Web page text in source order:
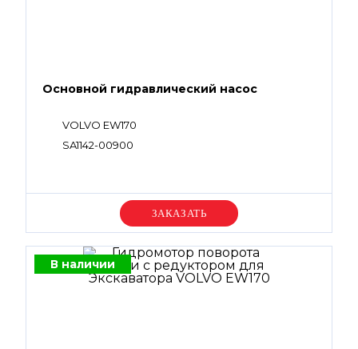
Основной гидравлический насос
VOLVO EW170
SA1142-00900
Уточняйте цену
В наличии